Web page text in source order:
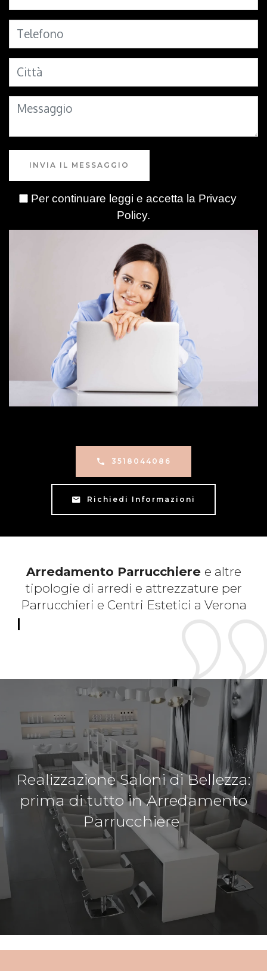
INVIA IL MESSAGGIO
Per continuare leggi e accetta la Privacy
Policy.
3518044086
Richiedi Informazioni
Arredamento Parrucchiere e altre
tipologie di arredi e attrezzature per
Parrucchieri e Centri Estetici a Verona
Realizzazione Saloni di Bellezza:
prima di tutto in Arredamento
Parrucchiere